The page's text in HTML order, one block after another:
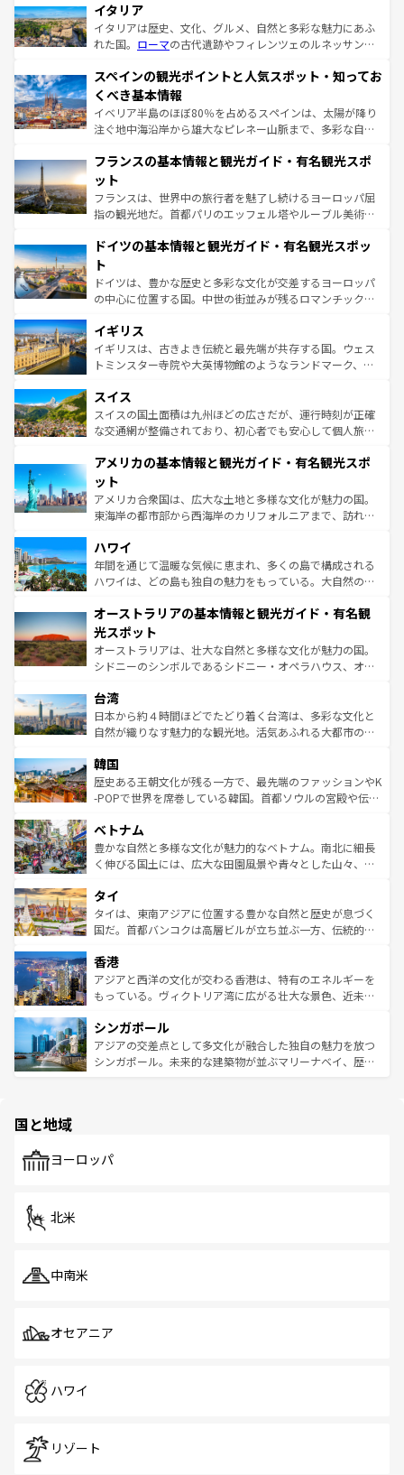
イタリア
イタリアは歴史、文化、グルメ、自然と多彩な魅力にあふ
れた国。 ローマの古代遺跡やフィレンツェのルネッサンス
ろん、トスカーナの美しい田園風景やアマルフィ海岸の絶
景など、自然景観も見逃せない。観光の合間には、本場の
ピザやパスタなど、絶品のイタリア料理を堪能することも
できる。朝目覚めてから夜眠るまで、すべての瞬間を楽し
なお、新着のイタリア情報はコンテンツ一覧を参照してほ
しい。
スペインの観光ポイントと人気スポット・知ってお
くべき基本情報
イベリア半島のほぼ80％を占めるスペインは、太陽が降り
注ぐ地中海沿岸から雄大なピレネー山脈まで、多彩な自然
文化が根付くこの国では、情熱的なフラメンコ、熱気あふ
れる闘牛、そして美味しいタパスが生活の一部となってい
る。首都マドリードの洗練された雰囲気や、バルセロナの
アートに溢れた街角から、地方では古代ローマ遺跡や中世
せる。地方によって風土や気候が異なるスペインはその個
ンテンツ一覧 を参照してほしい。
フランスの基本情報と観光ガイド・有名観光スポ
ット
フランスは、世界中の旅行者を魅了し続けるヨーロッパ屈
指の観光地だ。首都パリのエッフェル塔やルーブル美術館
で、幅広い魅力が詰まっている。華麗な宮殿、歴史的な大
聖堂、美しいビーチ、そして豊かな自然が、訪れる者を心
から魅了する。また、フランスは美食の国としても知ら
れ、フランス料理はユネスコ無形文化遺産にも登録されて
香り高いラベンダー畑など、多彩な楽しみ方が可能だ。さ
らに、パリ以外の地域にも魅力が溢れており、どの街角に
も豊かな歴史と文化が息づいている。パリ以外の個性あふ
を参照してほしい。
ドイツの基本情報と観光ガイド・有名観光スポッ
ト
ドイツは、豊かな歴史と多彩な文化が交差するヨーロッパ
の中心に位置する国。中世の街並みが残るロマンチック街
顔を持つこの国は、どこを歩いても飽きることがない。ベ
ルリンの文化的活気、バイエルン州のアルプスの絶景、そ
してライン川沿いのワイン畑といった風景は必見。ビール
は、お酒好きな人にはぜひ体験してほしい。 なお、新着の
ドイツ情報はコンテンツ一覧を参照してほしい。
イギリス
イギリスは、古きよき伝統と最先端が共存する国。ウェス
トミンスター寺院や大英博物館のようなランドマーク、歴
リアごとに異なる魅力がある。また、優雅なアフタヌーン
ティー、ビール好きにはたまらない英国パブ、サッカー観
戦など、本場だからこそできる体験も豊富。イギリスを旅
ンツ一覧を参照してほしい。
スイス
スイスの国土面積は九州ほどの広さだが、運行時刻が正確
な交通網が整備されており、初心者でも安心して個人旅行
の建物がそのまま残る町や、スイスならではのユニークな
博物館もあり、アルプス観光だけでなく町歩きも満喫する
ことができる。国民の所得が高いため物価も高いが、旅行
者向けの交通パス提供のサービスもあり、うまく活用すれ
着のスイス情報は
アメリカの基本情報と観光ガイド・有名観光スポ
ット
アメリカ合衆国は、広大な土地と多様な文化が魅力の国。
東海岸の都市部から西海岸のカリフォルニアまで、訪れる
のような巨大都市は、観光、ショッピング、エンターテイ
ンメントが詰まった刺激的なスポットだ。一方、アメリカ
西部には大自然が広がり、グランドキャニオンやイエロー
部のニューオーリンズでは、音楽と美食が融合した独特の
文化が魅力。旅行者はアメリカの各地域で異なる魅力を楽
しみながら、その多様性と豊かな歴史を感じることができ
るだろう。車でのロードトリップや列車の旅も、アメリカ
情報は
ハワイ
年間を通じて温暖な気候に恵まれ、多くの島で構成される
ハワイは、どの島も独自の魅力をもっている。大自然の神
ワイ島は見逃せない。また、定番の観光地といえばオアフ
島だが、静かな自然を求めるならマウイ島やカウアイ島が
おすすめ。エメラルドグリーンに輝く海をはじめ、豊かな
文化や歴史が息づいている。「アロハスピリット」と呼ば
人々、おいしいローカルフードやハワイアンミュージッ
ク、伝統的なフラダンスなど、すべてがハワイの魅力を彩
っている。訪れるたびに新しい発見と感動が待っているハ
はコンテンツ一覧
オーストラリアの基本情報と観光ガイド・有名観
光スポット
オーストラリアは、壮大な自然と多様な文化が魅力の国。
シドニーのシンボルであるシドニー・オペラハウス、オー
リアリーフや大陸中央部にそびえるウルル（エアーズロッ
ク）、タスマニアの美しい原生林やケアンズの熱帯雨林な
ど、見どころがたくさん。また、カフェやワイン、オージ
いる。アクティビティも充実しており、サーフィンやダイ
ビング、ハイキングなど、アウトドア好きにはたまらな
い。オーストラリアの多彩な魅力を存分に味わいつくそ
参照してほしい。
台湾
日本から約４時間ほどでたどり着く台湾は、多彩な文化と
自然が織りなす魅力的な観光地。活気あふれる大都市の台
ン）、静ひつな山岳地帯である台湾東部など、都市の喧騒
と山間の静けさが共存しており、訪れる人に新しい発見と
驚きをもたらしてくれる。また、奥深い台湾の食文化も魅
容にもいいと評判のスイーツなど、バラエティ豊かな料理
が味わえる。 なお、新着の台湾情報は コンテンツ一覧を参
照してほしい。
韓国
歴史ある王朝文化が残る一方で、最先端のファッションやK
-POPで世界を席巻している韓国。首都ソウルの宮殿や伝統
き、地方に足を延ばせば四季折々の自然美を楽しむことが
できる。そして、キムチや焼肉、絶品のストリートフード
まで、さまざまな韓国料理が待っている。夜には、韓国な
リティに包まれながら、韓国の多彩な魅力を心ゆくまで味
わってみてほしい。 なお、新着の韓国情報はコンテンツ一
覧を参照してほしい。
ベトナム
豊かな自然と多様な文化が魅力的なベトナム。南北に細長
く伸びる国土には、広大な田園風景や青々とした山々、世
急速な発展と共に伝統が息づく。ハノイの古い町並みやホ
ーチミン市のフランス統治時代の建物も、独特の雰囲気を
醸し出している。また、バラエティの豊かさとおいしさで
とつ。フォーやバインミー、ベトナムコーヒーなどは、ぜ
ひ現地で味わいたい。どの地域を訪れてもあたたかい人々
が旅行者を迎えてくれるので、きっと忘れられない旅にな
参照してほしい。
タイ
タイは、東南アジアに位置する豊かな自然と歴史が息づく
国だ。首都バンコクは高層ビルが立ち並ぶ一方、伝統的な
の活気が交差している。北部ではチェンマイなどの山岳地
帯で自然と触れ合い、南部ではプーケットやクラビの美し
いビーチでリゾート気分を楽しむことができる。タイ料理
激する。気候は一年中温暖で、どの季節にも異なる楽しみ
が待っている。親しみやすいタイの人々、仏教を中心とし
た文化、そして多様な観光資源が、訪れる旅人を魅了し続
香港
アジアと西洋の文化が交わる香港は、特有のエネルギーを
もっている。ヴィクトリア湾に広がる壮大な景色、近未来
み、どこを訪れても感動するはず。観光スポットが密集し
ており、効率よく見どころを回れるのも魅力。息をのむよ
うな絶景から文化的な体験まで、香港を存分に楽しみ尽く
シンガポール
アジアの交差点として多文化が融合した独自の魅力を放つ
シンガポール。未来的な建築物が並ぶマリーナベイ、歴史
で、ホーカーズは地元の風情を楽しめる外せないスポット
国と地域
ヨーロッパ
北米
中南米
オセアニア
ハワイ
リゾート